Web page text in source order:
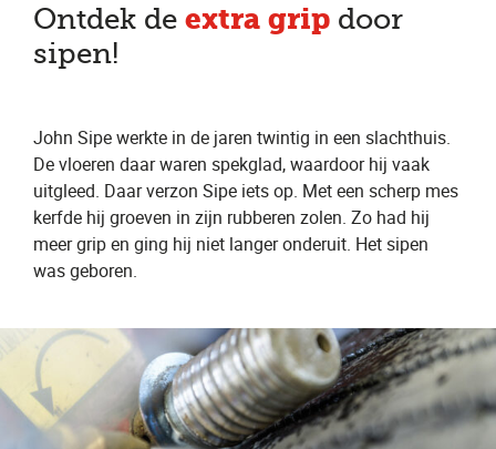
Ontdek de extra grip door
sipen!
John Sipe werkte in de jaren twintig in een slachthuis.
De vloeren daar waren spekglad, waardoor hij vaak
uitgleed. Daar verzon Sipe iets op. Met een scherp mes
kerfde hij groeven in zijn rubberen zolen. Zo had hij
meer grip en ging hij niet langer onderuit. Het sipen
was geboren.